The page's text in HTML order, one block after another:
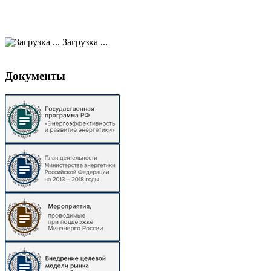
Загрузка ...
Документы